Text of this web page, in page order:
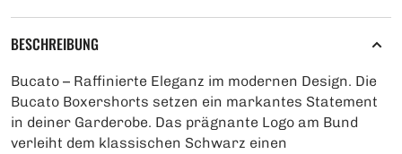
BESCHREIBUNG
Bucato – Raffinierte Eleganz im modernen Design. Die
Bucato Boxershorts setzen ein markantes Statement
in deiner Garderobe. Das prägnante Logo am Bund
verleiht dem klassischen Schwarz einen